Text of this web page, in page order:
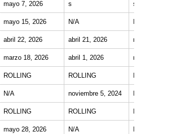
mayo 7, 2026 s s
mayo 15, 2026 N/A
abril 22, 2026 abril 21, 2026 mayo 20,
marzo 18, 2026 abril 1, 2026 mayo 4, 2026
ROLLING ROLLING
N/A noviembre 5, 2024
ROLLING ROLLING
mayo 28, 2026 N/A